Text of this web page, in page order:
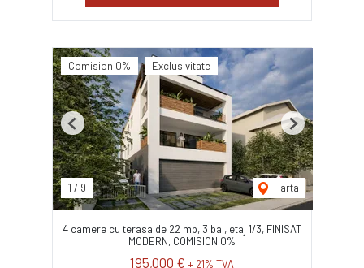
Comision 0% Exclusivitate
1 / 9 Harta
Previous Next
4 camere cu terasa de 22 mp, 3 bai, etaj 1/3, FINISAT
MODERN, COMISION 0%
195,000 € + 21% TVA